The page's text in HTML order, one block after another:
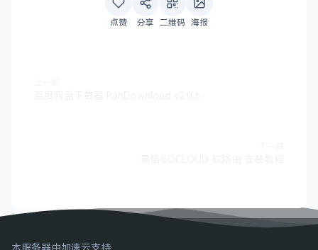
点赞 分享 二维码 海报